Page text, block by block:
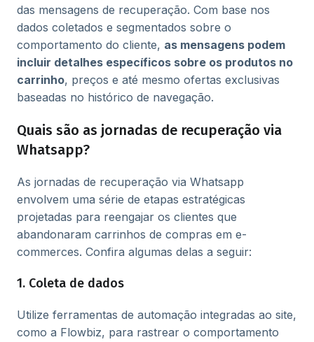
das mensagens de recuperação. Com base nos
dados coletados e segmentados sobre o
comportamento do cliente, as mensagens podem
incluir detalhes específicos sobre os produtos no
carrinho, preços e até mesmo ofertas exclusivas
baseadas no histórico de navegação.
Quais são as jornadas de recuperação via
Whatsapp?
As jornadas de recuperação via Whatsapp
envolvem uma série de etapas estratégicas
projetadas para reengajar os clientes que
abandonaram carrinhos de compras em e-
commerces. Confira algumas delas a seguir:
1. Coleta de dados
Utilize ferramentas de automação integradas ao site,
como a Flowbiz, para rastrear o comportamento